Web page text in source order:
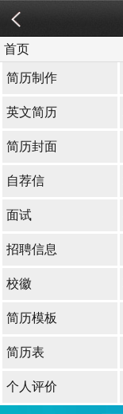
首页
简历制作
英文简历
简历封面
自荐信
面试
招聘信息
校徽
简历模板
简历表
个人评价